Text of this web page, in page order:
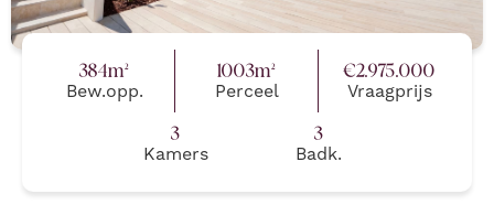
384m²
Bew.opp.
1003m²
Perceel
€2.975.000
Vraagprijs
3
Kamers
3
Badk.